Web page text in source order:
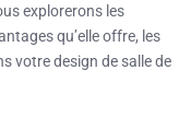
explorerons les
qu’elle offre, les
votre design de salle de